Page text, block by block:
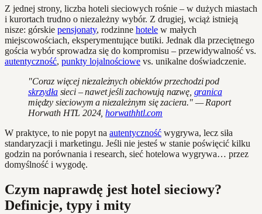
Z jednej strony, liczba hoteli sieciowych rośnie – w dużych miastach
i kurortach trudno o niezależny wybór. Z drugiej, wciąż istnieją
nisze: górskie pensjonaty, rodzinne hotele w małych
miejscowościach, eksperymentujące butiki. Jednak dla przeciętnego
gościa wybór sprowadza się do kompromisu – przewidywalność vs.
autentyczność, punkty lojalnościowe vs. unikalne doświadczenie.
"Coraz więcej niezależnych obiektów przechodzi pod
skrzydłasieci – nawet jeśli zachowują nazwę, granica
między sieciowym a niezależnym się zaciera." — Raport
Horwath HTL 2024,horwathhtl.com
W praktyce, to nie popyt na autentyczność wygrywa, lecz siła
standaryzacji i marketingu. Jeśli nie jesteś w stanie poświęcić kilku
godzin na porównania i research, sieć hotelowa wygrywa… przez
domyślność i wygodę.
Czym naprawdę jest hotel sieciowy?
Definicje, typy i mity